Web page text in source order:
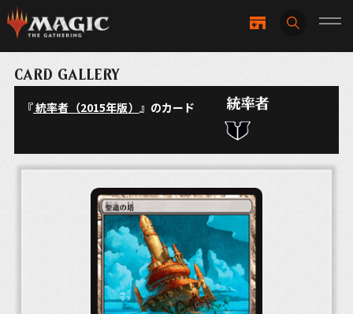
CARD GALLERY
『統率者（2015年版） 』のカード